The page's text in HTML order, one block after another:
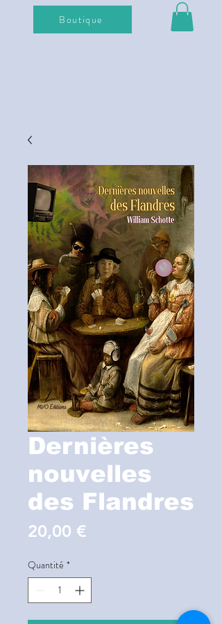
Boutique
Dernières
nouvelles
des Flandres
20,00 €
Quantité *